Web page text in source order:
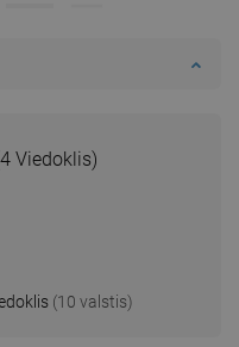
Viedoklis)
(10 valstis)